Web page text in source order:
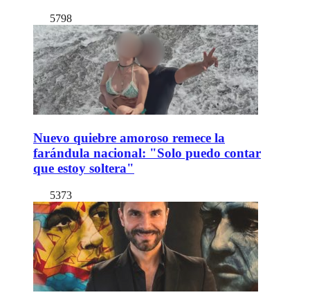
5798
Nuevo quiebre amoroso remece la
farándula nacional: "Solo puedo contar
que estoy soltera"
5373